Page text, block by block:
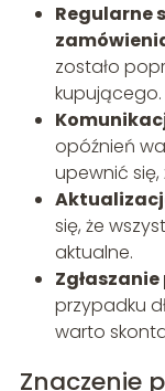
Regularne
zostało
kupującego.
opóźnień
upewnić się,
się, że
aktualne.
przypadku
warto
Znaczenie